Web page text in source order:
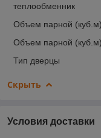
теплообменник
Объем парной
Объем парной
Тип дверцы
Скрыть
Условия доставки